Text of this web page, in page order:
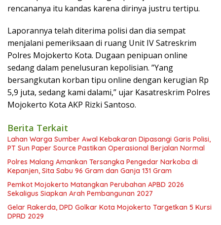
rencananya itu kandas karena dirinya justru tertipu.
Laporannya telah diterima polisi dan dia sempat
menjalani pemeriksaan di ruang Unit IV Satreskrim
Polres Mojokerto Kota. Dugaan penipuan online
sedang dalam penelusuran kepolisian. ”Yang
bersangkutan korban tipu online dengan kerugian Rp
5,9 juta, sedang kami dalami,” ujar Kasatreskrim Polres
Mojokerto Kota AKP Rizki Santoso.
Berita Terkait
Lahan Warga Sumber Awal Kebakaran Dipasangi Garis Polisi,
PT Sun Paper Source Pastikan Operasional Berjalan Normal
Polres Malang Amankan Tersangka Pengedar Narkoba di
Kepanjen, Sita Sabu 96 Gram dan Ganja 131 Gram
Pemkot Mojokerto Matangkan Perubahan APBD 2026
Sekaligus Siapkan Arah Pembangunan 2027
Gelar Rakerda, DPD Golkar Kota Mojokerto Targetkan 5 Kursi
DPRD 2029